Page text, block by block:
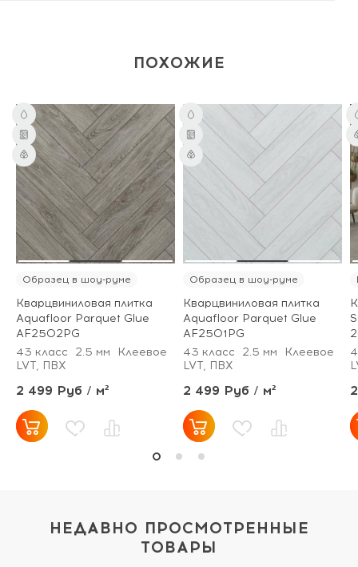
ПОХОЖИЕ
Образец в шоу-руме
Кварцвиниловая плитка
Aquafloor Parquet Glue
AF2502PG
43 класс
2.5 мм
Клеевое
LVT, ПВХ
2 499 Руб / м²
Образец в шоу-руме
Кварцвиниловая плитка
Aquafloor Parquet Glue
AF2501PG
43 класс
2.5 мм
Клеевое
LVT, ПВХ
2 499 Руб / м²
НЕДАВНО ПРОСМОТРЕННЫЕ
ТОВАРЫ